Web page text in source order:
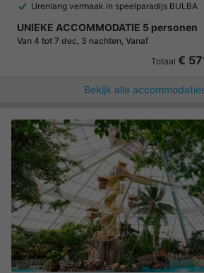
Urenlang vermaak in speelparadijs BULBA
UNIEKE ACCOMMODATIE 5 personen
Van 4 tot 7 dec, 3 nachten, Vanaf
Totaal €
Bekijk alle